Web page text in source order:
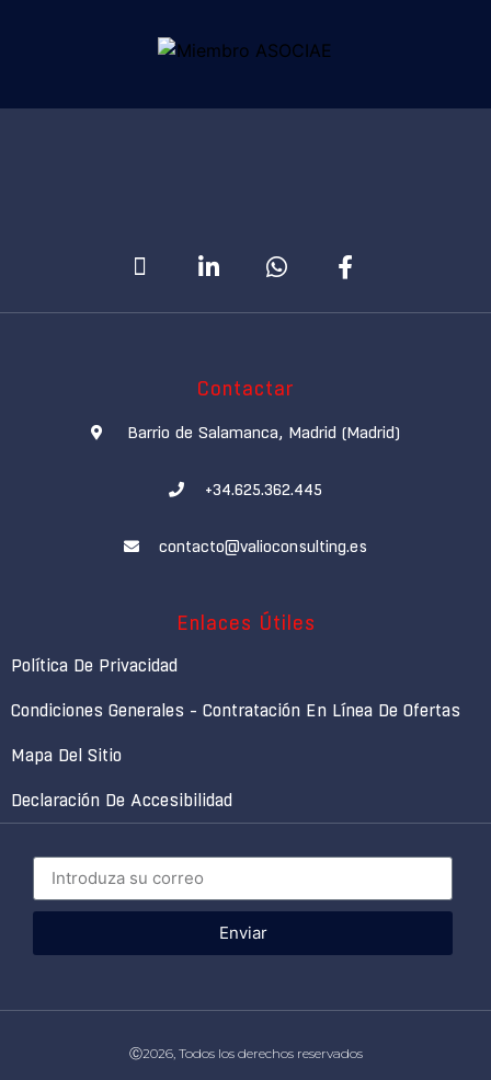
Contactar
Barrio de Salamanca, Madrid (Madrid)
+34.625.362.445
contacto@valioconsulting.es
Enlaces Útiles
Política De Privacidad
Condiciones Generales - Contratación En Línea De Ofertas
Mapa Del Sitio
Declaración De Accesibilidad
Enviar
Ⓒ2026, Todos los derechos reservados